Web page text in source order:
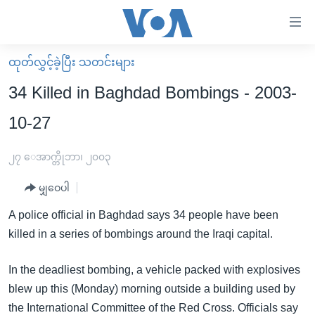
လွယ်ကူ
စေ
သည့်
များ
မူလစာမျက်နှာ
မြန်မာ
ကမ္ဘာ့သတင်းများ
နိုင်ငံတကာ
ရပ်ဝန်းတခု လမ်းတခု အလွန်
မကြေးမုံရဲ့ အင်္ဂလိပ်စာ
ရုပ်ရှင်ထဲက အင်္ဂလိပ်စာ
ရေဒီယို
တီဗွီ
ရေဒီယိုနှင့်ရုပ်သံ အချက်အလက်များ
ရေဒီယို/တီဗွီအစီအစဉ်
ထုတ်လွှင့်ခဲ့ပြီး သတင်းများ
34 Killed in Baghdad Bombings - 2003-
10-27
၂၇ ေအာက္တိုဘာ၊ ၂၀၀၃
မျှဝေပါ
A police official in Baghdad says 34 people have been
killed in a series of bombings around the Iraqi capital.
In the deadliest bombing, a vehicle packed with explosives
blew up this (Monday) morning outside a building used by
the International Committee of the Red Cross. Officials say